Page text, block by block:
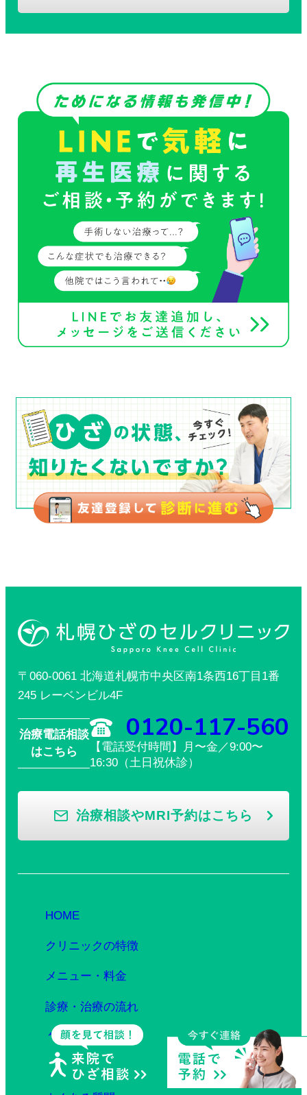
〒060-0061 北海道札幌市中央区南1条西16丁目1番
245 レーベンビル4F
治療電話相談
はこちら
0120-117-560
【電話受付時間】月〜金／9:00〜
16:30（土日祝休診）
治療相談やMRI予約はこちら
HOME
クリニックの特徴
メニュー・料金
診療・治療の流れ
クリニック紹介
ドクター紹介